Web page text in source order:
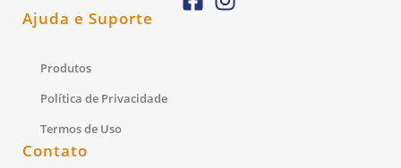
Ajuda e Suporte
Produtos
Política de Privacidade
Termos de Uso
Contato